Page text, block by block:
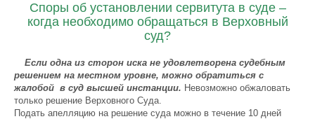
Споры об установлении сервитута в суде –
когда необходимо обращаться в Верховный
суд?
Если одна из сторон иска не удовлетворена судебным
решением на местном уровне, можно обратиться с
жалобой в суд высшей инстанции. Невозможно обжаловать
только решение Верховного Суда.
Подать апелляцию на решение суда можно в течение 10 дней